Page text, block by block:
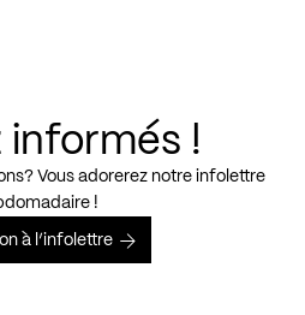
informés !
Vous adorerez notre infolettre
!
à l’infolettre